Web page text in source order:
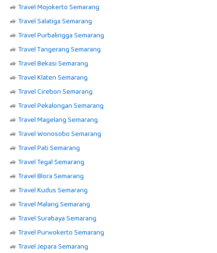
🚙 Travel Mojokerto Semarang
🚙 Travel Salatiga Semarang
🚙 Travel Purbalingga Semarang
🚙 Travel Tangerang Semarang
🚙 Travel Bekasi Semarang
🚙 Travel Klaten Semarang
🚙 Travel Cirebon Semarang
🚙 Travel Pekalongan Semarang
🚙 Travel Magelang Semarang
🚙 Travel Wonosobo Semarang
🚙 Travel Pati Semarang
🚙 Travel Tegal Semarang
🚙 Travel Blora Semarang
🚙 Travel Kudus Semarang
🚙 Travel Malang Semarang
🚙 Travel Surabaya Semarang
🚙 Travel Purwokerto Semarang
🚙 Travel Jepara Semarang